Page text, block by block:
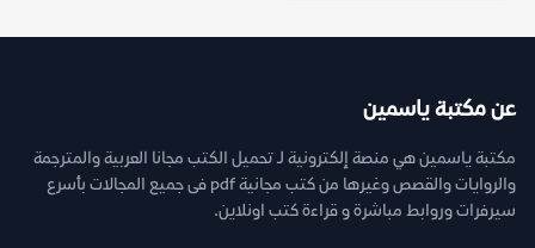
عن مكتبة ياسمين
مكتبة ياسمين هي منصة إلكترونية لـ تحميل الكتب مجانا العربية والمترجمة
والروايات والقصص وغيرها من كتب مجانية pdf فى جميع المجالات بأسرع
سيرفرات وروابط مباشرة و قراءة كتب اونلاين.